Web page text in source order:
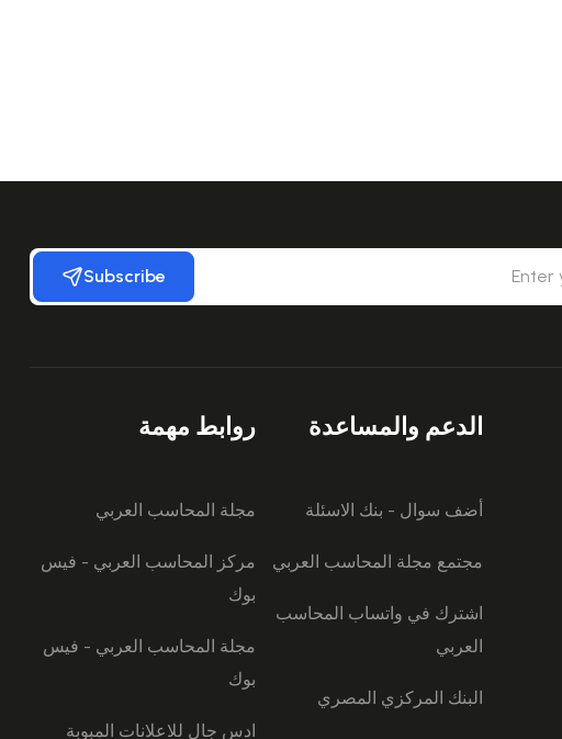
Subscribe
الدعم والمساعدة
أضف سوال - بنك الاسئلة
مجتمع مجلة المحاسب العربي
اشترك في واتساب المحاسب
العربي
البنك المركزي المصري
روابط مهمة
مجلة المحاسب العربي
مركز المحاسب العربي - فيس
بوك
مجلة المحاسب العربي - فيس
بوك
ادس جال للاعلانات المبوبة